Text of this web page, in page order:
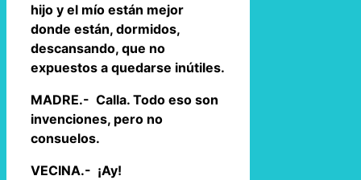
hijo y el mío están mejor
donde están, dormidos,
descansando, que no
expuestos a quedarse inútiles.
MADRE.- Calla. Todo eso son
invenciones, pero no
consuelos.
VECINA.- ¡Ay!